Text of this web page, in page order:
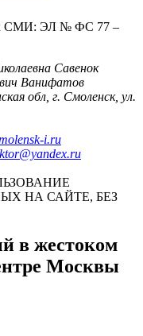
СМИ: ЭЛ № ФС 77 –
Савенок
Ванифатов
обл, г. Смоленск, ул.
i.ru
НА САЙТЕ, БЕЗ
в жестоком
Москвы